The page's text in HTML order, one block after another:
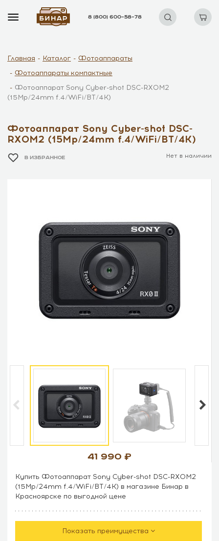
8 (800) 600–58–78
Главная Каталог
Фотоаппараты
Фотоаппараты компактные
Фотоаппарат Sony Cyber-shot DSC-RX0M2
(15Mp/24mm f.4/WiFi/BT/4K)
Фотоаппарат Sony Cyber-shot DSC-
RX0M2 (15Mp/24mm f.4/WiFi/BT/4K)
В ИЗБРАННОЕ Нет в наличии
41 990
Купить Фотоаппарат Sony Cyber-shot DSC-RX0M2
(15Mp/24mm f.4/WiFi/BT/4K) в магазине Бинар в
Красноярске по выгодной цене
Показать преимущества